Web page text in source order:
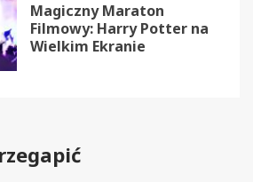
Magiczny Maraton
Filmowy: Harry Potter na
Wielkim Ekranie